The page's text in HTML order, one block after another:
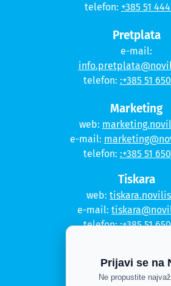
telefon: +385 51
Pretplata
e-mail:
telefon: :+385 51
Marketing
web:
e-mail:
telefon: :+385 51
Tiskara
web:
e-mail:
telefon::+385 51
Kontakt
Prijavi se na
Ne propustite